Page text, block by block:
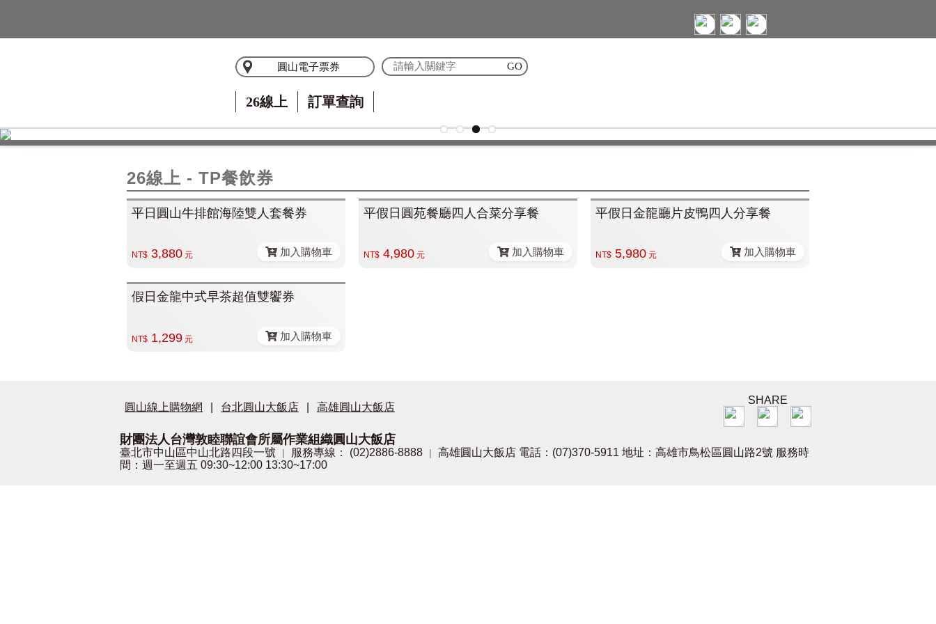
圓山電子票券
26線上 訂單查詢
26線上 - TP餐飲券
平日圓山牛排館海陸雙人套餐券
NT$3,880元 加入購物車
平假日圓苑餐廳四人合菜分享餐
NT$4,980元 加入購物車
平假日金龍廳片皮鴨四人分享餐
NT$ 5,980 元 加入購物車
假日金龍中式早茶超值雙饗券
NT$1,299元 加入購物車
圓山線上購物網 台北圓山大飯店 高雄圓山大飯店
SHARE
財團法人台灣敦睦聯誼會所屬作業組織圓山大飯店
臺北市中山區中山北路四段一號 | 服務專線： (02)2886-8888 |
高雄圓山大飯店 電話：(07)370-5911 地址：高雄市鳥松區圓山路2號 服務時
間：週一至週五 09:30~12:00 13:30~17:00